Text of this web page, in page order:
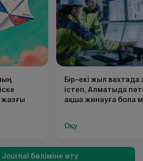
жазғы
Бір-екі жыл
істеп, Алматыда
ақша жинауға бола
Оқу
Journal бөліміне өту